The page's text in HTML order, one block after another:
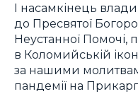
І насамкінець
до Пресвятої
Неустанної Помочі,
в Коломийській
за нашими
пандемії на